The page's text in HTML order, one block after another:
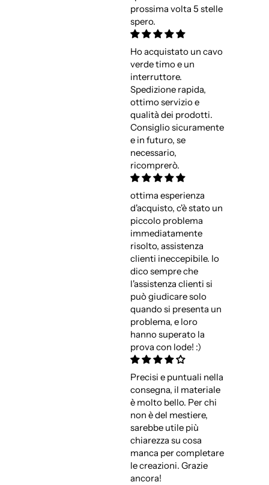
prossima volta 5 stelle
spero.
Ho acquistato un cavo
verde timo e un
interruttore.
Spedizione rapida,
ottimo servizio e
qualità dei prodotti.
Consiglio sicuramente
e in futuro, se
necessario,
ricomprerò.
ottima esperienza
d'acquisto, c'è stato un
piccolo problema
immediatamente
risolto, assistenza
clienti ineccepibile. Io
dico sempre che
l'assistenza clienti si
può giudicare solo
quando si presenta un
problema, e loro
hanno superato la
prova con lode! :)
Precisi e puntuali nella
consegna, il materiale
è molto bello. Per chi
non è del mestiere,
sarebbe utile più
chiarezza su cosa
manca per completare
le creazioni. Grazie
ancora!